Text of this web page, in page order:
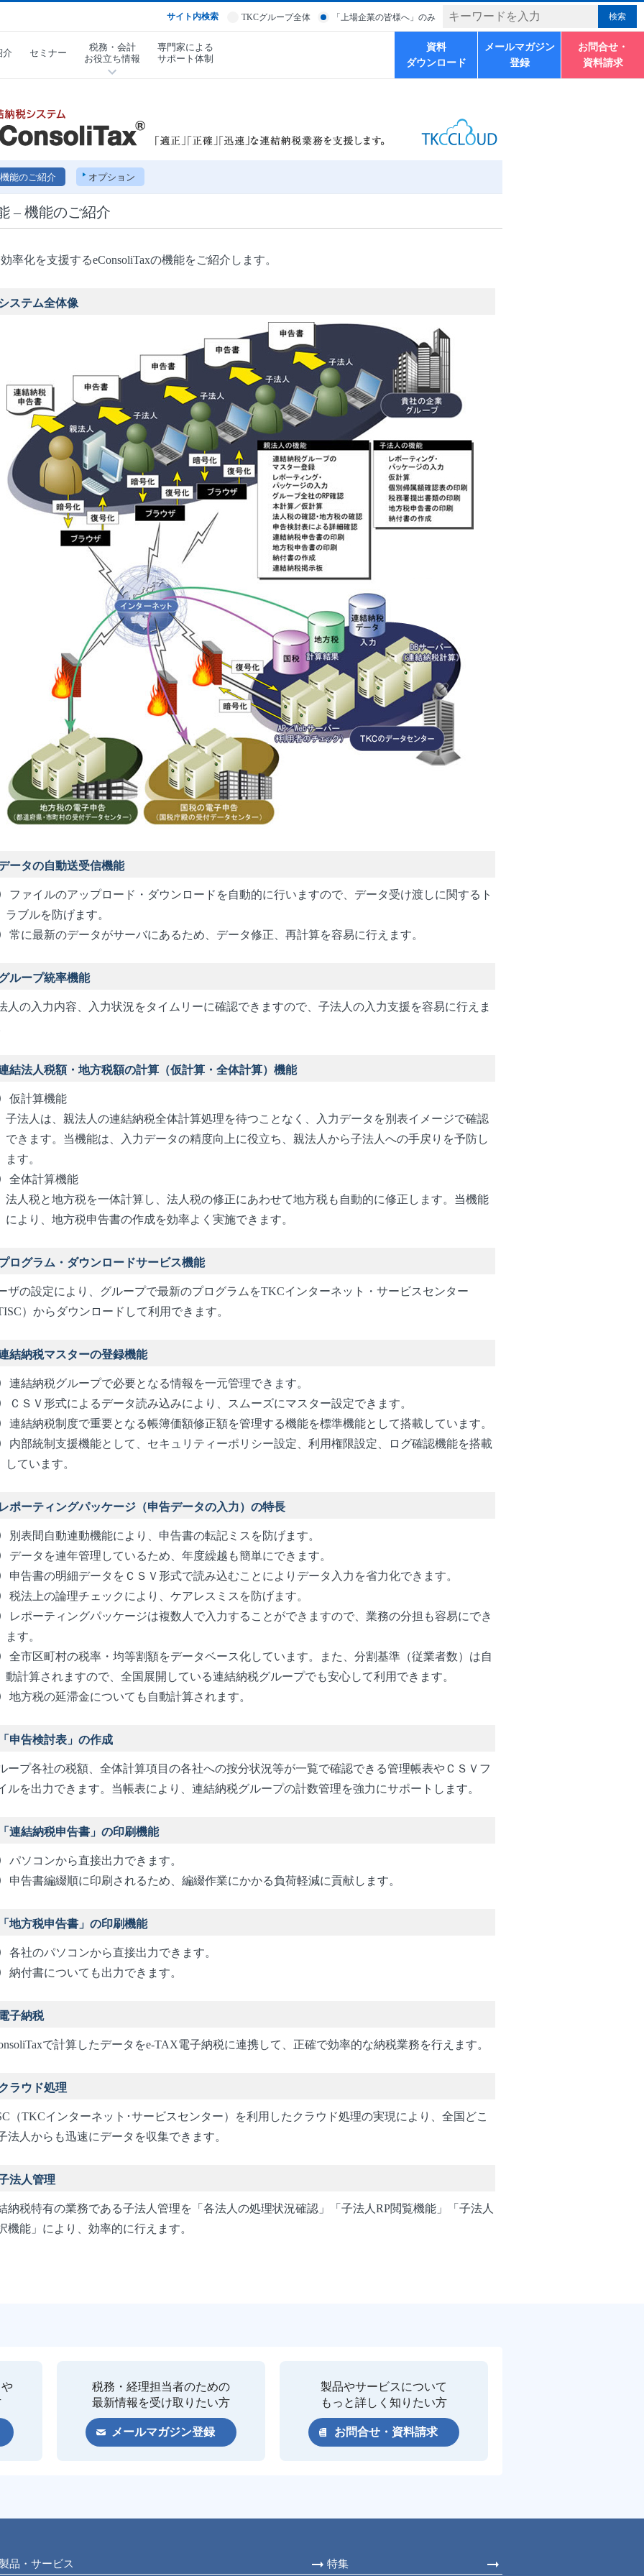
サイト内検索 TKCグループ全体 「上場企業の皆様へ」のみ
介 セミナー
税務・会計
お役立ち情報
専門家による
サポート体制
資料
ダウンロード
メールマガジン
登録
お問合せ・
資料請求
機能のご紹介 オプション
– 機能のご紹介
率化を支援するeConsoliTaxの機能をご紹介します。
ステム全体像
ータの自動送受信機能
ファイルのアップロード・ダウンロードを自動的に行いますので、データ受け渡しに関するト
ラブルを防げます。
常に最新のデータがサーバにあるため、データ修正、再計算を容易に行えます。
ループ統率機能
人の入力内容、入力状況をタイムリーに確認できますので、子法人の入力支援を容易に行えま
結法人税額・地方税額の計算（仮計算・全体計算）機能
仮計算機能
子法人は、親法人の連結納税全体計算処理を待つことなく、入力データを別表イメージで確認
できます。当機能は、入力データの精度向上に役立ち、親法人から子法人への手戻りを予防し
ます。
全体計算機能
法人税と地方税を一体計算し、法人税の修正にあわせて地方税も自動的に修正します。当機能
により、地方税申告書の作成を効率よく実施できます。
ログラム・ダウンロードサービス機能
ザの設定により、グループで最新のプログラムをTKCインターネット・サービスセンター
）からダウンロードして利用できます。
結納税マスターの登録機能
連結納税グループで必要となる情報を一元管理できます。
ＣＳＶ形式によるデータ読み込みにより、スムーズにマスター設定できます。
連結納税制度で重要となる帳簿価額修正額を管理する機能を標準機能として搭載しています。
内部統制支援機能として、セキュリティーポリシー設定、利用権限設定、ログ確認機能を搭載
しています。
ポーティングパッケージ（申告データの入力）の特長
別表間自動連動機能により、申告書の転記ミスを防げます。
データを連年管理しているため、年度繰越も簡単にできます。
申告書の明細データをＣＳＶ形式で読み込むことによりデータ入力を省力化できます。
税法上の論理チェックにより、ケアレスミスを防げます。
レポーティングパッケージは複数人で入力することができますので、業務の分担も容易にでき
ます。
全市区町村の税率・均等割額をデータベース化しています。また、分割基準（従業者数）は自
動計算されますので、全国展開している連結納税グループでも安心して利用できます。
地方税の延滞金についても自動計算されます。
申告検討表」の作成
ープ各社の税額、全体計算項目の各社への按分状況等が一覧で確認できる管理帳表やＣＳＶフ
ルを出力できます。当帳表により、連結納税グループの計数管理を強力にサポートします。
連結納税申告書」の印刷機能
パソコンから直接出力できます。
申告書編綴順に印刷されるため、編綴作業にかかる負荷軽減に貢献します。
地方税申告書」の印刷機能
各社のパソコンから直接出力できます。
納付書についても出力できます。
子納税
で計算したデータをe-TAX電子納税に連携して、正確で効率的な納税業務を行えます。
ラウド処理
（TKCインターネット･サービスセンター）を利用したクラウド処理の実現により、全国どこ
法人からも迅速にデータを収集できます。
法人管理
納税特有の業務である子法人管理を「各法人の処理状況確認」「子法人RP閲覧機能」「子法人
機能」により、効率的に行えます。
税務・経理担当者のための
最新情報を受け取りたい方
メールマガジン登録
製品やサービスについて
もっと詳しく知りたい方
お問合せ・資料請求
品・サービス 特集